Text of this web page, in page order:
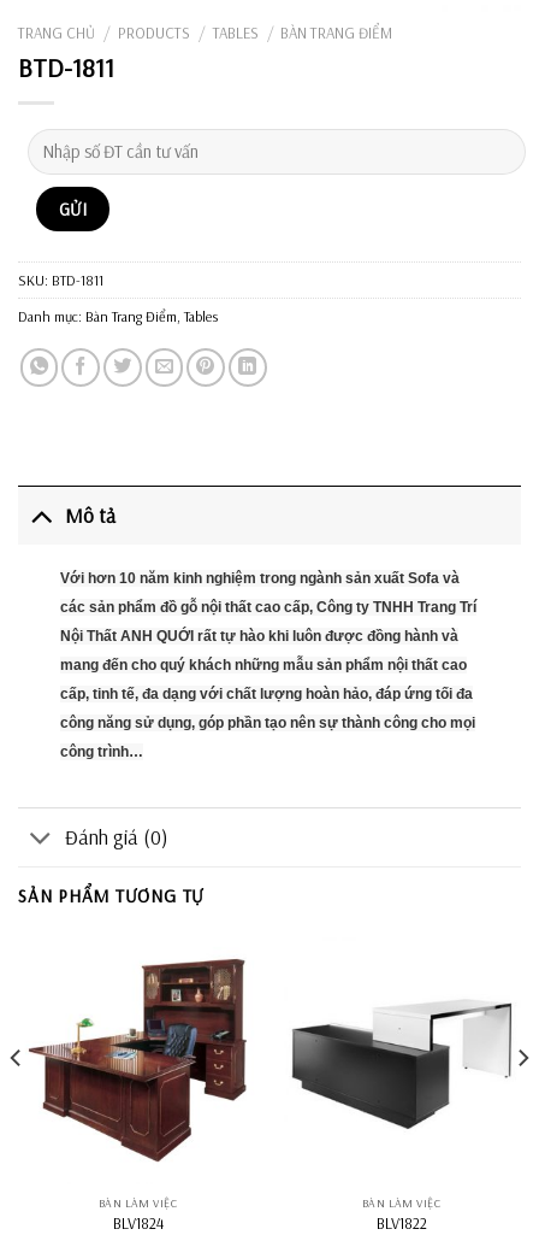
TRANG CHỦ / PRODUCTS / TABLES / BÀN TRANG ĐIỂM
BTD-1811
SKU: BTD-1811
Danh mục: Bàn Trang Điểm ,Tables
Mô tả
Với hơn 10 năm kinh nghiệm trong ngành sản xuất Sofa và
các sản phẩm đồ gỗ nội thất cao cấp, Công ty TNHH Trang Trí
Nội Thất ANH QUỚI rất tự hào khi luôn được đồng hành và
mang đến cho quý khách những mẫu sản phẩm nội thất cao
cấp, tinh tế, đa dạng với chất lượng hoàn hảo, đáp ứng tối đa
công năng sử dụng, góp phần tạo nên sự thành công cho mọi
công trình…
Đánh giá (0)
SẢN PHẨM TƯƠNG TỰ
BÀN LÀM VIỆC
BLV1824
BÀN LÀM VIỆC
BLV1822